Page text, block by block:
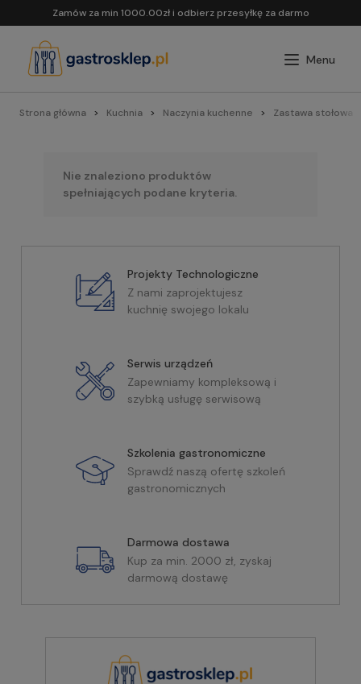
Zamów za min 1000.00zł i odbierz przesyłkę za darmo
Strona główna Kuchnia Naczynia kuchenne Zastawa stołowa
Nie znaleziono produktów
spełniających podane kryteria.
Projekty Technologiczne
Z nami zaprojektujesz
kuchnię swojego lokalu
Serwis urządzeń
Zapewniamy kompleksową i
szybką usługę serwisową
Szkolenia gastronomiczne
Sprawdź naszą ofertę szkoleń
gastronomicznych
Darmowa dostawa
Kup za min. 2000 zł, zyskaj
darmową dostawę